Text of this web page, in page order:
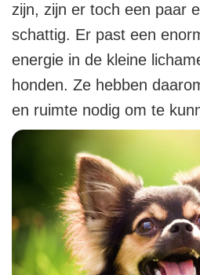
zijn, zijn er toch een paar
schattig. Er past een
energie in de kleine
honden. Ze hebben
en ruimte nodig om te